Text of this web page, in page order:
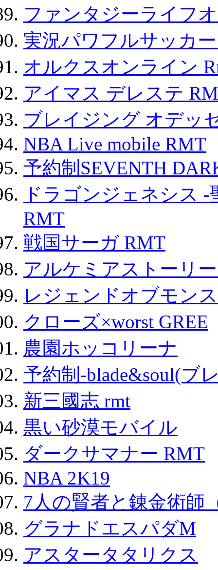
ファンタジーライフ
実況パワフルサッカ
オルクスオンライン
アイマス デレステ
ブレイジング オデッ
NBA Live mobile RMT
予約制SEVENTH
ドラゴンジェネシス
RMT
戦国サーガ RMT
アルケミアストーリ
レジェンドオブモン
クローズ×worst GREE
農園ホッコリーナ
予約制-blade&soul(ブ
新三國志 rmt
黒い砂漠モバイル
ダークサマナー RMT
NBA 2K19
7人の賢者と錬金術師
グラナドエスパダM
アスタータタリクス